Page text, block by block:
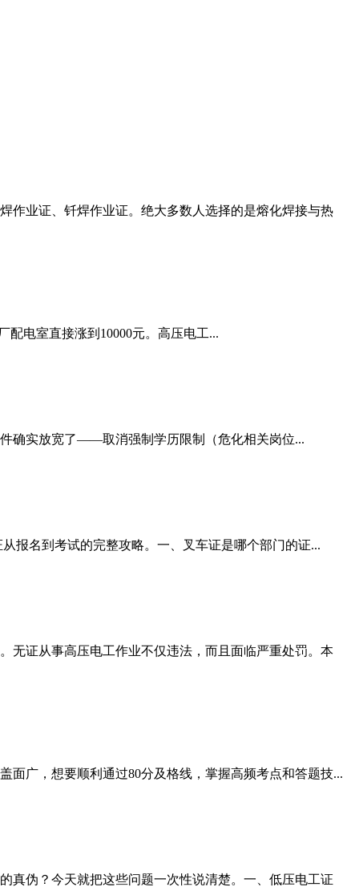
业证、钎焊作业证。绝大多数人选择的是熔化焊接与热
电室直接涨到10000元。高压电工...
确实放宽了——取消强制学历限制（危化相关岗位...
报名到考试的完整攻略。一、叉车证是哪个部门的证...
无证从事高压电工作业不仅违法，而且面临严重处罚。本
面广，想要顺利通过80分及格线，掌握高频考点和答题技...
真伪？今天就把这些问题一次性说清楚。一、低压电工证